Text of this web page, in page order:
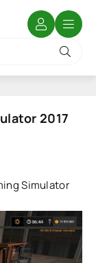
2017
Simulator